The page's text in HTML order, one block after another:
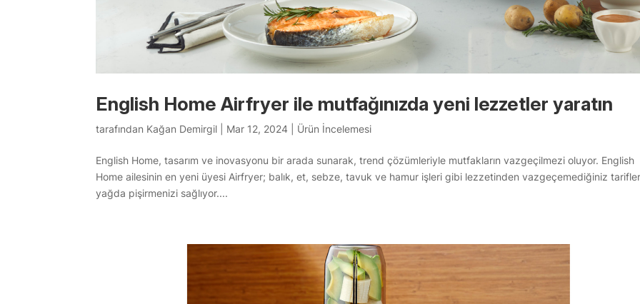
English Home Airfryer ile mutfağınızda yeni lezzetler yaratın
tarafından Kağan Demirgil Mar 12, 2024 Ürün İncelemesi
English Home, tasarım ve inovasyonu bir arada sunarak, trend çözümleriyle mutfakların vazgeçilmezi oluyor. English
Home ailesinin en yeni üyesi Airfryer; balık, et, sebze, tavuk ve hamur işleri gibi lezzetinden vazgeçemediğiniz
yağda pişirmenizi sağlıyor....